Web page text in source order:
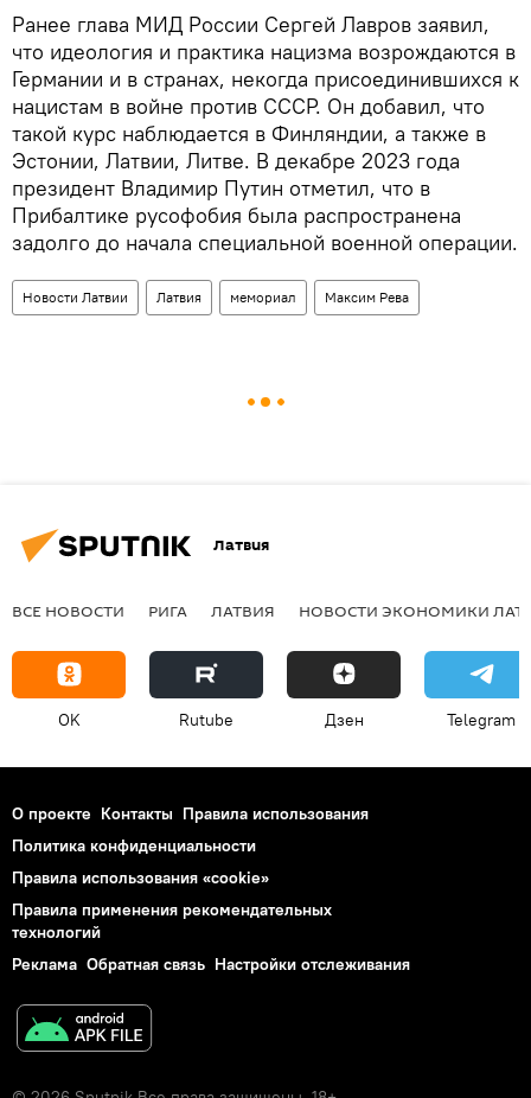
Ранее глава МИД России Сергей Лавров заявил,
что идеология и практика нацизма возрождаются в
Германии и в странах, некогда присоединившихся к
нацистам в войне против СССР. Он добавил, что
такой курс наблюдается в Финляндии, а также в
Эстонии, Латвии, Литве. В декабре 2023 года
президент Владимир Путин отметил, что в
Прибалтике русофобия была распространена
задолго до начала специальной военной операции.
Новости Латвии Латвия мемориал Максим Рева
Латвия
ВСЕ НОВОСТИ РИГА ЛАТВИЯ НОВОСТИ ЭКОНОМИКИ
OK Rutube Дзен Telegram
О проекте Контакты Правила использования
Политика конфиденциальности
Правила использования «cookie»
Правила применения рекомендательных
технологий
Реклама Обратная связь Настройки отслеживания